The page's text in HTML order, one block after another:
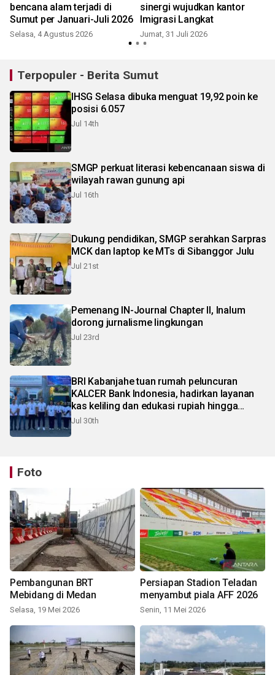
bencana alam terjadi di
Sumut per Januari-Juli 2026
Selasa, 4 Agustus 2026
sinergi wujudkan kantor
Imigrasi Langkat
Jumat, 31 Juli 2026
Terpopuler - Berita Sumut
IHSG Selasa dibuka menguat 19,92 poin ke
posisi 6.057
Jul 14th
SMGP perkuat literasi kebencanaan siswa di
wilayah rawan gunung api
Jul 16th
Dukung pendidikan, SMGP serahkan Sarpras
MCK dan laptop ke MTs di Sibanggor Julu
Jul 21st
Pemenang IN-Journal Chapter II, Inalum
dorong jurnalisme lingkungan
Jul 23rd
BRI Kabanjahe tuan rumah peluncuran
KALCER Bank Indonesia, hadirkan layanan
kas keliling dan edukasi rupiah hingga
pelosok Karo
Jul 30th
Foto
Pembangunan BRT
Mebidang di Medan
Selasa, 19 Mei 2026
Persiapan Stadion Teladan
menyambut piala AFF 2026
Senin, 11 Mei 2026